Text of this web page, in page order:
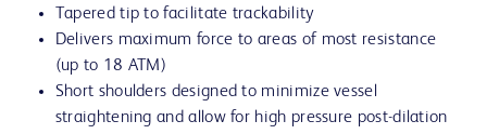
Tapered tip to facilitate trackability
Delivers maximum force to areas of most resistance
(up to 18 ATM)
Short shoulders designed to minimize vessel
straightening and allow for high pressure post-dilation